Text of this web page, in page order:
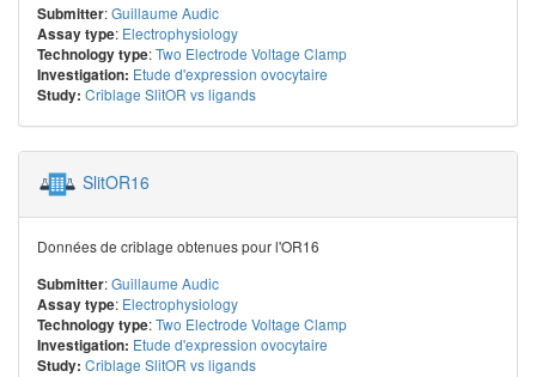
Submitter:Guillaume Audic
Assay type: Electrophysiology
Technology type:Two Electrode Voltage Clamp
Investigation: Etude d'expression ovocytaire
Study: Criblage SlitOR vs ligands
SlitOR16
Données de criblage obtenues pour l'OR16
Submitter:Guillaume Audic
Assay type: Electrophysiology
Technology type:Two Electrode Voltage Clamp
Investigation: Etude d'expression ovocytaire
Study: Criblage SlitOR vs ligands